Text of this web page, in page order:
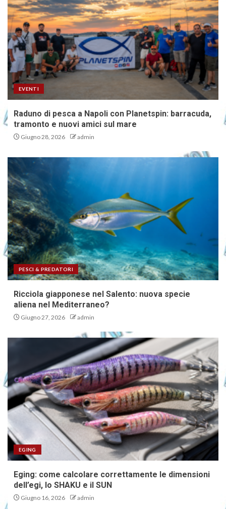
EVENTI
Raduno di pesca a Napoli con Planetspin: barracuda,
tramonto e nuovi amici sul mare
Giugno 28, 2026 admin
PESCI & PREDATORI
Ricciola giapponese nel Salento: nuova specie
aliena nel Mediterraneo?
Giugno 27, 2026 admin
EGING
Eging: come calcolare correttamente le dimensioni
dell’egi, lo SHAKU e il SUN
Giugno 16, 2026 admin